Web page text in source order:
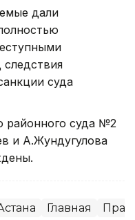
дали
суда
районного суда №2
и А.Жундугулова
Главная